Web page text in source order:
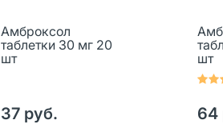
Амброксол
таблетки 30 мг 20
шт
37 руб.
шт
64